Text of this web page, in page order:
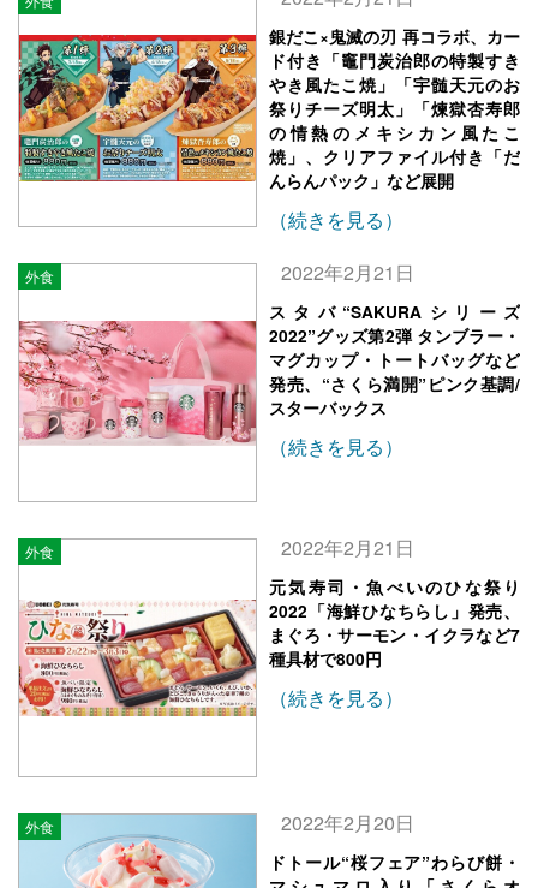
銀だこ×鬼滅の刃 再コラボ、カー
ド付き「竈門炭治郎の特製すき
やき風たこ焼」「宇髄天元のお
祭りチーズ明太」「煉獄杏寿郎
の情熱のメキシカン風たこ
焼」、クリアファイル付き「だ
んらんパック」など展開
（続きを見る）
外食 2022年2月21日
スタバ“SAKURAシリーズ
2022”グッズ第2弾 タンブラー・
マグカップ・トートバッグなど
発売、“さくら満開”ピンク基調/
スターバックス
（続きを見る）
外食 2022年2月21日
元気寿司・魚べいのひな祭り
2022「海鮮ひなちらし」発売、
まぐろ・サーモン・イクラなど7
種具材で800円
（続きを見る）
外食 2022年2月20日
ドトール“桜フェア”わらび餅・